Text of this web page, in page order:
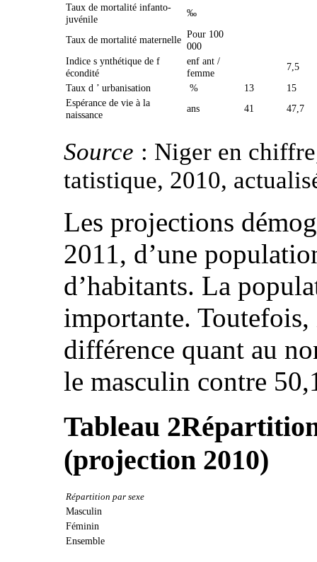
Taux de mortalité infanto-
juvénile
‰
Taux de mortalité maternelle Pour 100
000
Indice s ynthétique de f
écondité
enf ant /
femme
7,5
Taux d ’ urbanisation
% 13
15
Espérance de vie à la
naissance
ans 41 47,7
Source : Niger en
tatistique, 2010,
Les projections
2011, d’une
d’habitants. La
importante. Toutefois,
différence quant au
le masculin contre
Tableau 2
(projection 2010)
Répartition par sexe
Masculin
Féminin
Ensemble